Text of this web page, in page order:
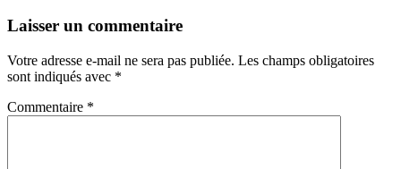
Laisser un commentaire
Votre adresse e-mail ne sera pas publiée. Les champs obligatoires
sont indiqués avec *
Commentaire *